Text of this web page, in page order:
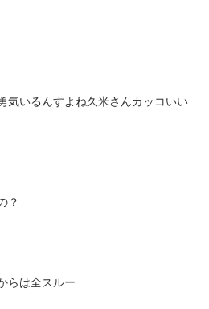
気いるんすよね久米さんカッコいい
？
らは全スルー